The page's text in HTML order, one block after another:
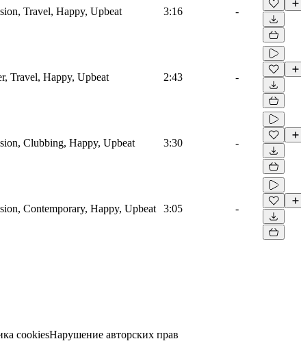
Travel, Happy, Upbeat 3:16 -
Travel, Happy, Upbeat 2:43 -
Clubbing, Happy, Upbeat 3:30 -
Contemporary, Happy, Upbeat 3:05 -
cookiesНарушение авторских прав